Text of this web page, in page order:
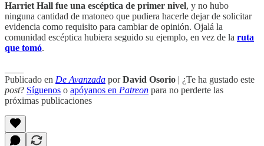
Harriet Hall fue una escéptica de primer nivel, y no hubo
ninguna cantidad de matoneo que pudiera hacerle dejar de solicitar
evidencia como requisito para cambiar de opinión. Ojalá la
comunidad escéptica hubiera seguido su ejemplo, en vez de la ruta
que tomó.
Publicado en De Avanzada porDavid Osorio | ¿Te ha gustado este
post? Síguenos o apóyanos en Patreon para no perderte las
próximas publicaciones